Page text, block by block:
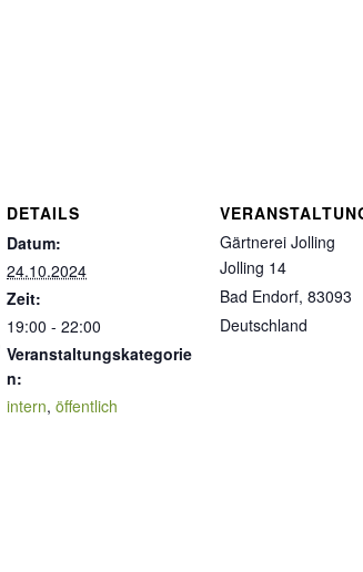
DETAILS
Datum:
24.10.2024
Zeit:
19:00 - 22:00
Veranstaltungskategorie
n:
intern,öffentlich
Gärtnerei Jolling
Jolling 14
Bad Endorf, 83093
Deutschland